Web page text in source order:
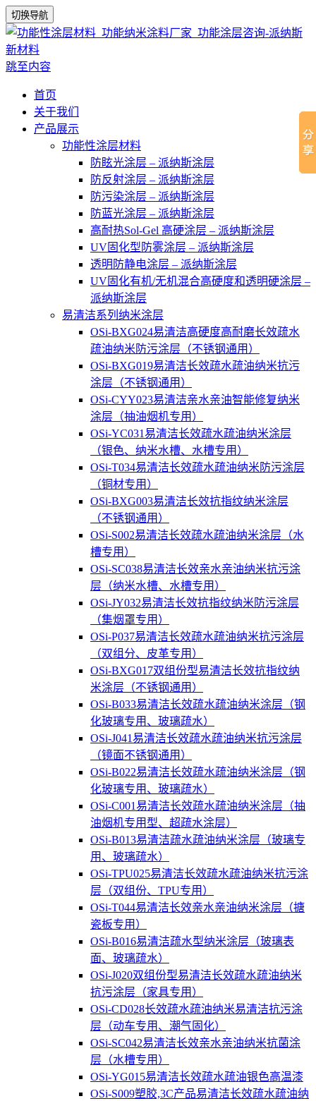
切换导航
跳至内容
首页
关于我们
产品展示
功能性涂层材料
防眩光涂层 – 派纳斯涂层
防反射涂层 – 派纳斯涂层
防污染涂层 – 派纳斯涂层
防蓝光涂层 – 派纳斯涂层
高耐热Sol-Gel 高硬涂层 – 派纳斯涂层
UV固化型防雾涂层 – 派纳斯涂层
透明防静电涂层 – 派纳斯涂层
UV固化有机/无机混合高硬度和透明硬涂层 –
派纳斯涂层
易清洁系列纳米涂层
OSi-BXG024易清洁高硬度高耐磨长效疏水
疏油纳米防污涂层（不锈钢通用）
OSi-BXG019易清洁长效疏水疏油纳米抗污
涂层（不锈钢通用）
OSi-CYY023易清洁亲水亲油智能修复纳米
涂层（抽油烟机专用）
OSi-YC031易清洁长效疏水疏油纳米涂层
（银色、纳米水槽、水槽专用）
OSi-T034易清洁长效疏水疏油纳米防污涂层
（铜材专用）
OSi-BXG003易清洁长效抗指纹纳米涂层
（不锈钢通用）
OSi-S002易清洁长效疏水疏油纳米涂层（水
槽专用）
OSi-SC038易清洁长效亲水亲油纳米抗污涂
层（纳米水槽、水槽专用）
OSi-JY032易清洁长效抗指纹纳米防污涂层
（集烟罩专用）
OSi-P037易清洁长效疏水疏油纳米抗污涂层
（双组分、皮革专用）
OSi-BXG017双组份型易清洁长效抗指纹纳
米涂层（不锈钢通用）
OSi-B033易清洁长效疏水疏油纳米涂层（钢
化玻璃专用、玻璃疏水）
OSi-J041易清洁长效疏水疏油纳米抗污涂层
（镜面不锈钢通用）
OSi-B022易清洁长效疏水疏油纳米涂层（钢
化玻璃专用、玻璃疏水）
OSi-C001易清洁长效疏水疏油纳米涂层（抽
油烟机专用型、超疏水涂层）
OSi-B013易清洁疏水疏油纳米涂层（玻璃专
用、玻璃疏水）
OSi-TPU025易清洁长效疏水疏油纳米抗污涂
层（双组份、TPU专用）
OSi-T044易清洁长效亲水亲油纳米涂层（搪
瓷板专用）
OSi-B016易清洁疏水型纳米涂层（玻璃表
面、玻璃疏水）
OSi-J020双组份型易清洁长效疏水疏油纳米
抗污涂层（家具专用）
OSi-CD028长效疏水疏油纳米易清洁抗污涂
层（动车专用、潮气固化）
OSi-SC042易清洁长效亲水亲油纳米抗菌涂
层（水槽专用）
OSi-YG015易清洁长效疏水疏油银色高温漆
OSi-S009塑胶,3C产品易清洁长效疏水疏油纳